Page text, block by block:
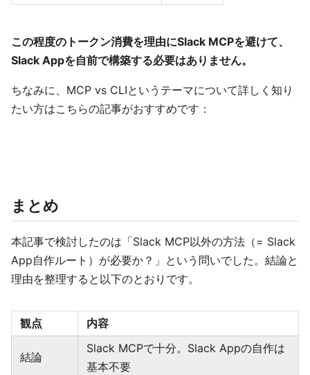
この程度のトークン消費を理由にSlack MCPを避けて、
Slack Appを自前で構築する必要はありません。
ちなみに、MCP vs CLIというテーマについて詳しく知り
たい方はこちらの記事がおすすめです：
まとめ
本記事で検討したのは「Slack MCP以外の方法（= Slack
App自作ルート）が必要か？」という問いでした。結論と
理由を整理すると以下のとおりです。
観点 内容
結論
Slack MCPで十分。Slack Appの自作は
基本不要